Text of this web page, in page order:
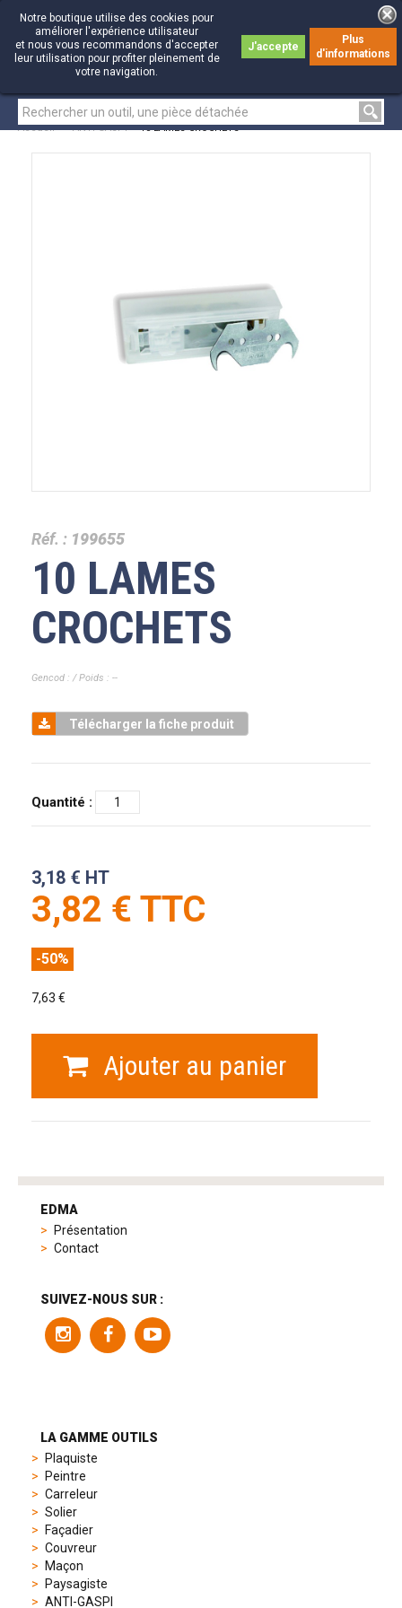
0
0
Notre boutique utilise des cookies pour
améliorer l'expérience utilisateur
et nous vous recommandons d'accepter
leur utilisation pour profiter pleinement de
votre navigation.
J'accepte
Plus
d'informations
Accueil > ANTI-GASPI > 10 LAMES CROCHETS
Réf. : 199655
10 LAMES
CROCHETS
Gencod : / Poids : --
Télécharger la fiche produit
Quantité :
3,18 € HT
3,82 € TTC
-50%
7,63 €
Ajouter au panier
tag
product
sporty
chronographs
elegant
watches.
model
EDMA
Présentation
Contact
SUIVEZ-NOUS SUR :
LA GAMME OUTILS
Plaquiste
Peintre
Carreleur
Solier
Façadier
Couvreur
Maçon
Paysagiste
ANTI-GASPI